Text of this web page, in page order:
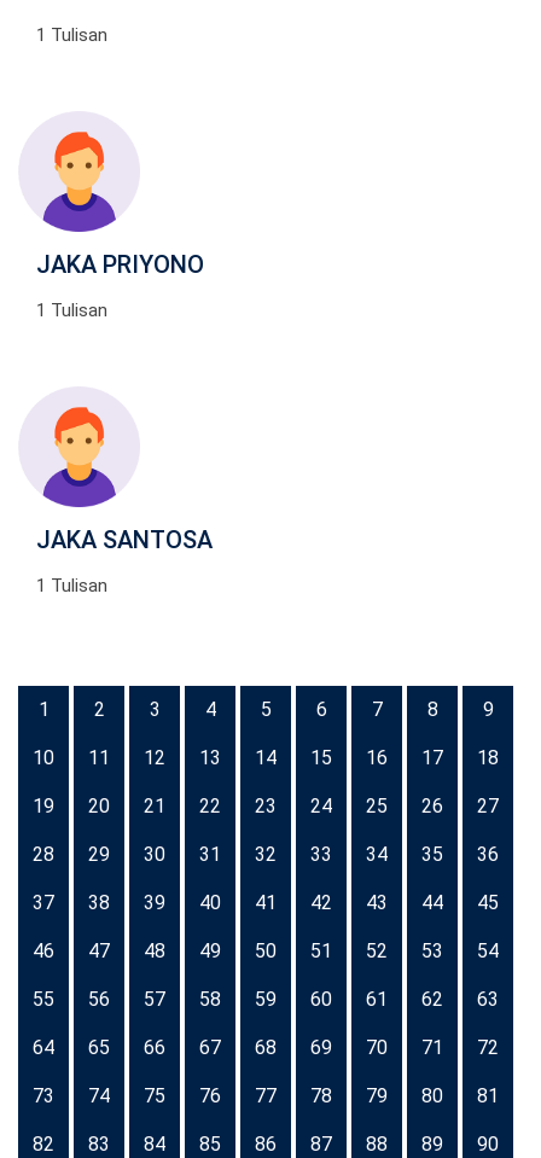
1 Tulisan
JAKA PRIYONO
1 Tulisan
JAKA SANTOSA
1 Tulisan
1 2 3 4 5 6 7 8 9
10 11 12 13 14 15 16 17 18
19 20 21 22 23 24 25 26 27
28 29 30 31 32 33 34 35 36
37 38 39 40 41 42 43 44 45
46 47 48 49 50 51 52 53 54
55 56 57 58 59 60 61 62 63
64 65 66 67 68 69 70 71 72
73 74 75 76 77 78 79 80 81
82 83 84 85 86 87 88 89 90